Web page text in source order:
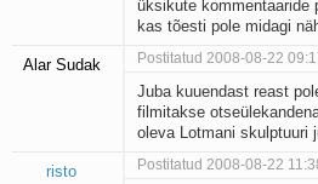
üksikute kommentaaride
kas tõesti pole midagi
Alar Sudak Postitatud 2008-08-22
Juba kuuendast reast
filmitakse
oleva Lotmani skulptuuri
risto Postitatud 2008-08-22